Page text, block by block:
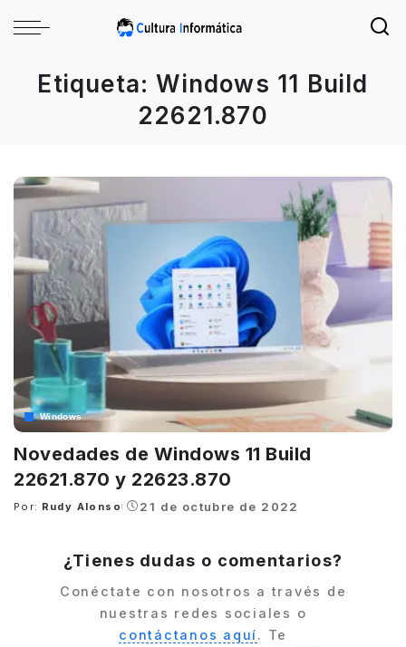
Etiqueta:Windows 11 Build
22621.870
Windows
Novedades de Windows 11 Build
22621.870 y 22623.870
Posted
Por: Rudy Alonso 21 de octubre de 2022
¿Tienes dudas o comentarios?
Conéctate con nosotros a través de
nuestras redes sociales o
contáctanos aquí. Te